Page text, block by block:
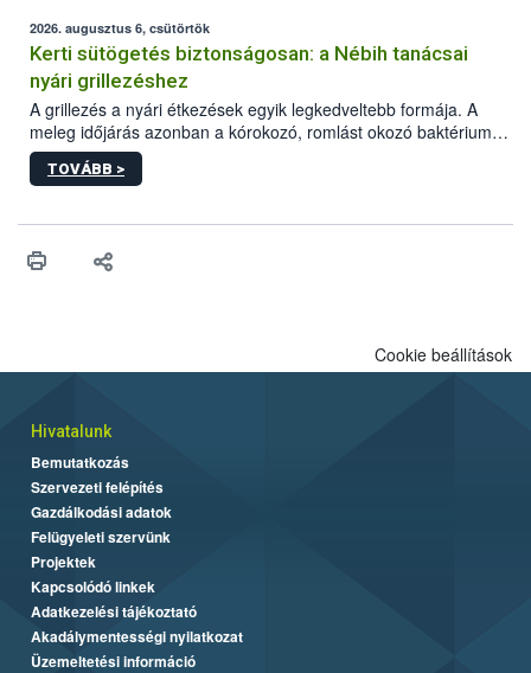
érésű szőlőkben is legyen lehetőség a károsító elleni további
védekezésre. Az Oroganic készítmény kis kiszerelésben kiskerti
felhasználók számára is elérhető és ökológiai termesztésben is
engedélyezett.
2026. augusztus 6, csütörtök
Kerti sütögetés biztonságosan: a Nébih tanácsai
nyári grillezéshez
A grillezés a nyári étkezések egyik legkedveltebb formája. A
meleg időjárás azonban a kórokozó, romlást okozó baktériumok
gyorsabb szaporodásának is kedvez. A szabadtéri sütögetés
ezért nem csupán a megfelelő sütési technikáról szól: legalább
higiéniai szabályok betartása, a megfelelő hőkezelés, valamint a
biztonsági Hivatal (Nébih) Oktatási Programja összegyűjtötte a
TOVÁBB >
Cookie beállítások
Hivatalunk
Bemutatkozás
Szervezeti felépítés
Gazdálkodási adatok
Felügyeleti szervünk
Projektek
Kapcsolódó linkek
Adatkezelési tájékoztató
Akadálymentességi nyilatkozat
Üzemeltetési információ